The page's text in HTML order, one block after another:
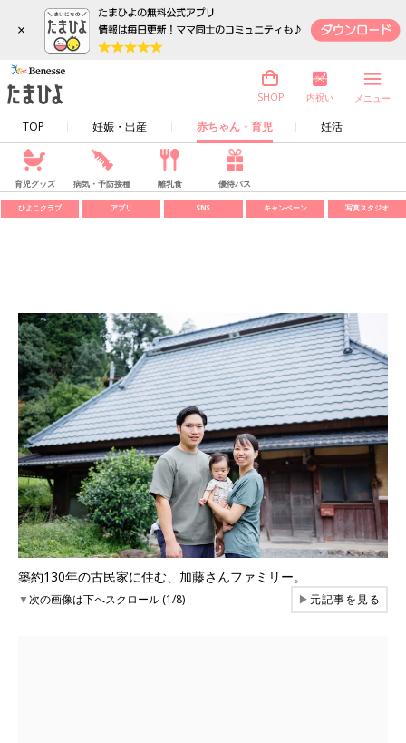
×
TOP 妊娠・出産 赤ちゃん・育児 妊活
SHOP 内祝い メニュー
育児グッズ 病気・予防接種 離乳食 優待パス
ひよこクラブ アプリ SNS キャンペーン 写真スタジオ
築約130年の古民家に住む、加藤さんファミリー。
▼次の画像は下へスクロール (1/8) ▶元記事を見る